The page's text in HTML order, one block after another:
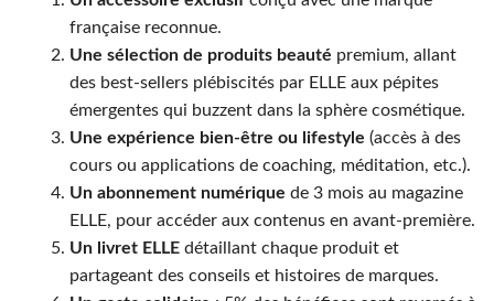
française reconnue.
Une sélection de produits beauté premium, allant
des best-sellers plébiscités par ELLE aux pépites
émergentes qui buzzent dans la sphère cosmétique.
Une expérience bien-être ou lifestyle (accès à des
cours ou applications de coaching, méditation, etc.).
Un abonnement numérique de 3 mois au magazine
ELLE, pour accéder aux contenus en avant-première.
Un livret ELLE détaillant chaque produit et
partageant des conseils et histoires de marques.